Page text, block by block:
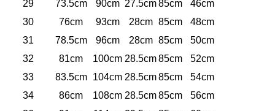
29
73.5cm 90cm 27.5cm85cm
46cm
30
76cm 93cm 28cm 85cm
48cm
31
78.5cm 96cm 28cm 85cm
50cm
32
81cm 100cm 28.5cm85cm
52cm
33
83.5cm 104cm 28.5cm85cm
54cm
34
86cm 108cm 28.5cm85cm
56cm